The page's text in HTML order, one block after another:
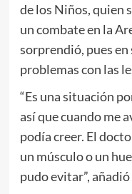
de los Niños, quien
un combate en la
sorprendió, pues
problemas con las
“Es una situación
así que cuando me
podía creer. El
un músculo o un
pudo evitar”,